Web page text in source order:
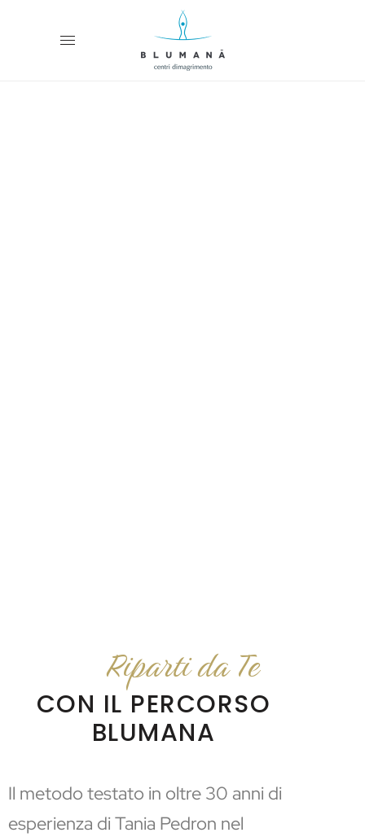
Riparti da Te
CON IL PERCORSO
BLUMANA
Il metodo testato in oltre 30 anni di
esperienza di Tania Pedron nel